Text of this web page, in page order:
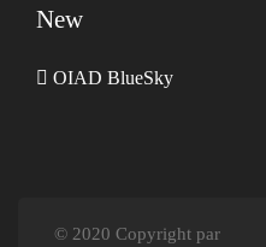
New
OIAD BlueSky
© 2020 Copyright par